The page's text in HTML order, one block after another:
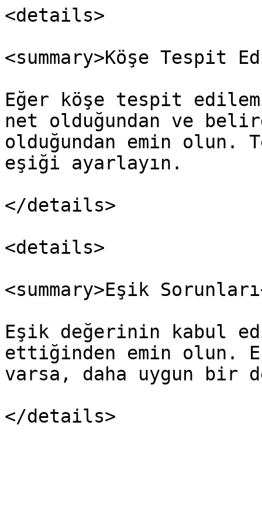
<details>
<summary>Köşe Tespit
Eğer köşe tespit
net olduğundan ve
olduğundan emin
eşiği ayarlayın.
</details>
<details>
<summary>Eşik
Eşik değerinin kabul
ettiğinden emin
varsa, daha uygun bir